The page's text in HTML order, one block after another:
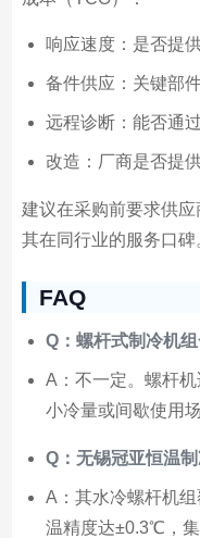
响应速度：是否提
备件供应：关键部
远程诊断：能否通
改造：厂商是否提
建议在采购前要求供
其在同行业的服务口碑
FAQ
Q：螺杆式制冷机
A：不一定。螺杆
小冷量或间歇使用
Q：无锡冠亚恒温
A：其水冷螺杆机
温精度达±0.3℃，